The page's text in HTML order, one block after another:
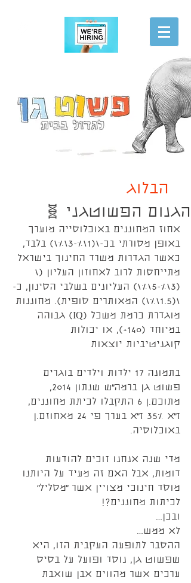
הגשת מועמדות
הבלוג
הגנום הפשוטגני 🧬
אחוז המחוננים באוכלוסייה מוערך
באופן מסורתי בכ-\(1\%-3\%\) בלבד,
כאשר הגדרות משרד החינוך בישראל
מתייחסות לרוב לאחוזון העליון (\
(3\%-5\%\) העליונים בשלבי הסינון, כ-
\(1.5\%\) המאותרים סופית). מחוננות
מוגדרת כרמת משכל (IQ) גבוהה
במיוחד (140+), או יכולות
קוגניטיביות יוצאות
בתמונה 17 ילדות וילדים בוגרים
פשוט גן ברמה״ש שנתון 2014,
מתוכם.ן 6 התקבלו לכיתת מחוננים,
ז״א 35% ז״א בערך פי 24 מאחוזם.ן
באוכלוסיה.
מדי שנה אנחנו זוכים להודעות
דומות, אבל האם זה מעיד על היותנו
מוסד חינוכי מצויין אשר ״מסליל״
לכיתות מחוננים?!
ובכן…
לא ממש…
ההסבר לתופעה העקבית הזו, היא
שפשוט גן, נוסד ופועל על בסיס
ערכים אשר מהווים אבן שואבת